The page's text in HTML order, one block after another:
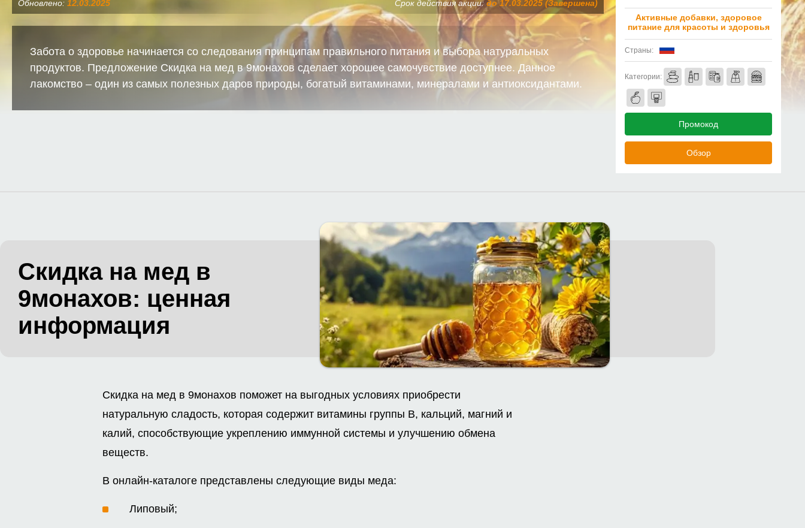
Обновлено: 12.03.2025 Срок действия акции:до 17.03.2025 (Завершена)
Забота о здоровье начинается со следования принципам правильного питания и выбора натуральных
продуктов. Предложение Скидка на мед в 9монахов сделает хорошее самочувствие доступнее. Данное
лакомство – один из самых полезных даров природы, богатый витаминами, минералами и антиоксидантами.
Активные добавки, здоровое
питание для красоты и здоровья
Страны:
Категории:
Промокод
Обзор
Скидка на мед в
9монахов: ценная
информация
Скидка на мед в 9монахов поможет на выгодных условиях приобрести
натуральную сладость, которая содержит витамины группы B, кальций, магний и
калий, способствующие укреплению иммунной системы и улучшению обмена
веществ.
В онлайн-каталоге представлены следующие виды меда:
Липовый;